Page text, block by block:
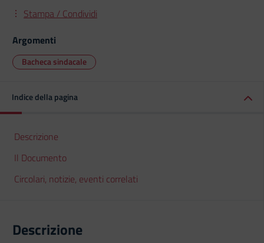
Stampa / Condividi
Argomenti
Bacheca sindacale
Indice della pagina
Descrizione
Il Documento
Circolari, notizie, eventi correlati
Descrizione